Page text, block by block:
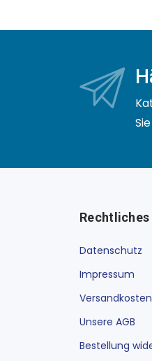
Rechtliches
Datenschutz
Impressum
Versandkosten
Unsere AGB
Bestellung